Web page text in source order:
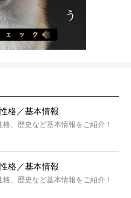
格／基本情報
、歴史など基本情報をご紹介！
格／基本情報
、歴史など基本情報をご紹介！